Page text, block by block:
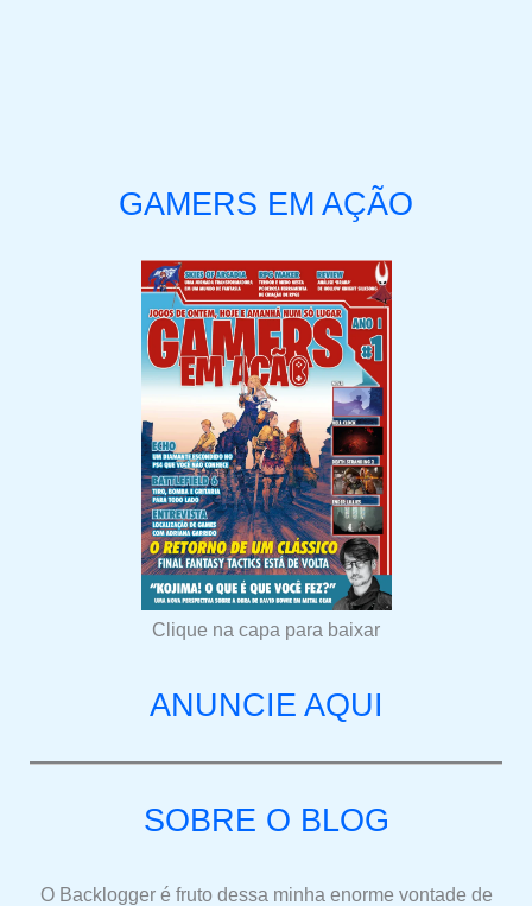
GAMERS EM AÇÃO
Clique na capa para baixar
ANUNCIE AQUI
SOBRE O BLOG
O Backlogger é fruto dessa minha enorme vontade de